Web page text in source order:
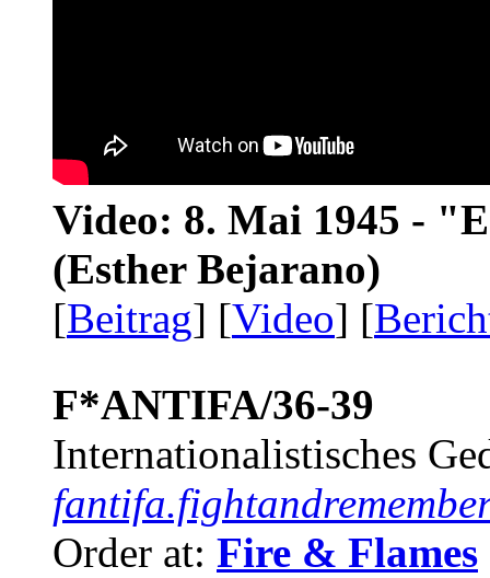
Video: 8. Mai 1945 -
(Esther Bejarano)
[Beitrag] [Video] [
F*ANTIFA/36-39
Internationalistisches
Order at: Fire & Flames